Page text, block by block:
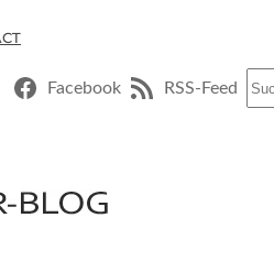
Facebook RSS-Feed